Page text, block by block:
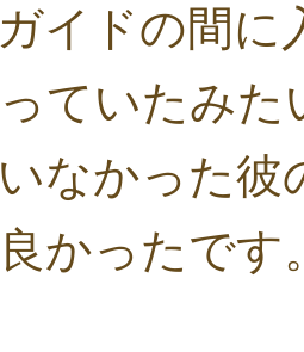
イドの間に
ていたみ
なかった彼
かったです